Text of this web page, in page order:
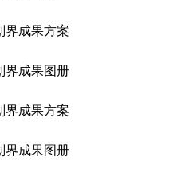
界成果方案
界成果图册
界成果方案
界成果图册